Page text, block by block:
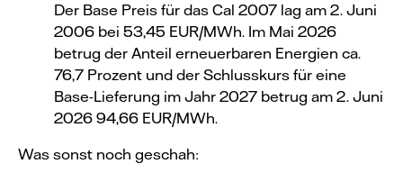
Der Base Preis für das Cal 2007 lag am 2. Juni
2006 bei 53,45 EUR/MWh. Im Mai 2026
betrug der Anteil erneuerbaren Energien ca.
76,7 Prozent und der Schlusskurs für eine
Base-Lieferung im Jahr 2027 betrug am 2. Juni
2026 94,66 EUR/MWh.
Was sonst noch geschah: